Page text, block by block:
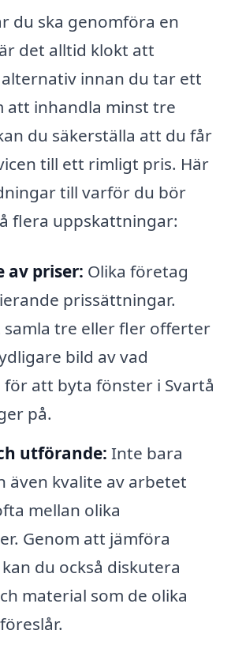
du ska genomföra en
det alltid klokt att
innan du tar ett
att inhandla minst tre
du säkerställa att du får
till ett rimligt pris. Här
till varför du bör
flera uppskattningar:
av priser: Olika företag
prissättningar.
samla tre eller fler offerter
bild av vad
att byta fönster i Svartå
på.
utförande: Inte bara
även kvalite av arbetet
mellan olika
Genom att jämföra
du också diskutera
material som de olika